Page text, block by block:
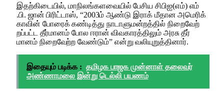
இதற்​கிடை​யில், மாநிலங்​களவை​யில் பேசிய சிபிஐ(எம்) எம்​
.பி. ஜான் பிரிட்​டாஸ், “2003ம் ஆண்டு இராக் மீதான அமெரிக்​
கா​வின் போரைக் கண்​டித்து நாடாளு​மன்​றத்​தில் நிறைவேற்​
றப்​பட்ட தீர்மானம் போல ஈரான் விவ​காரத்​தி​லும் அரசு தீர்​
மானம் நிறைவேற்ற வேண்​டும்” என்று வலி​யுறுத்​தி​னார்.
இதையும் படிக்க : தமிழக பாஜக முன்னாள் தலைவர்
அண்ணாமலை இன்று டெல்லி பயணம்